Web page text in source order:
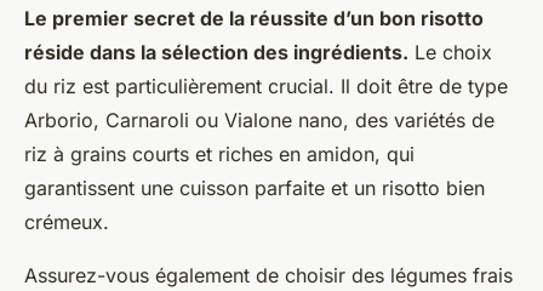
Le premier secret de la réussite d’un bon risotto
réside dans la sélection des ingrédients. Le choix
du riz est particulièrement crucial. Il doit être de type
Arborio, Carnaroli ou Vialone nano, des variétés de
riz à grains courts et riches en amidon, qui
garantissent une cuisson parfaite et un risotto bien
crémeux.
Assurez-vous également de choisir des légumes frais